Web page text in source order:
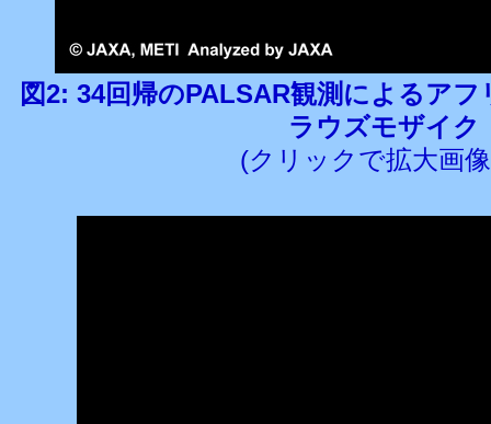
図2: 34回帰のPALSAR観測によるア
ラウズモザイク
(クリックで拡大画